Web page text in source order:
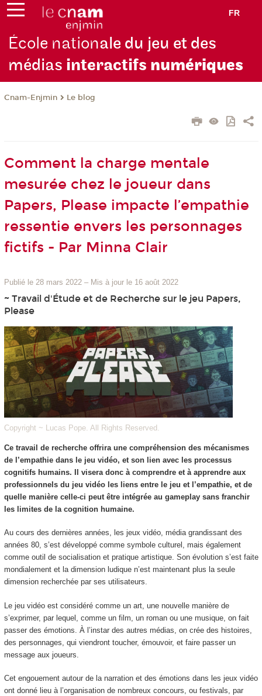
FR
École nationale du jeu et des
médias interactifs numériques
Cnam-Enjmin Le blog
Comment la charge mentale
mesurée chez le joueur dans
Papers, Please impacte l’empathie
ressentie envers les personnages
fictifs - Par Minna Clair
Publié le 28 mars 2022 – Mis à jour le 16 août 2022
~ Travail d'Étude et de Recherche sur le jeu Papers,
Please
Copyright ~ Lucas Pope. All Rights Reserved.
Ce travail de recherche offrira une compréhension des mécanismes
de l’empathie dans le jeu vidéo, et son lien avec les processus
cognitifs humains. Il visera donc à comprendre et à apprendre aux
professionnels du jeu vidéo les liens entre le jeu et l’empathie, et de
quelle manière celle-ci peut être intégrée au gameplay sans franchir
les limites de la cognition humaine.
Au cours des dernières années, les jeux vidéo, média grandissant des
années 80, s’est développé comme symbole culturel, mais également
comme outil de socialisation et pratique artistique. Son évolution s’est faite
mondialement et la dimension ludique n’est maintenant plus la seule
dimension recherchée par ses utilisateurs.
Le jeu vidéo est considéré comme un art, une nouvelle manière de
s’exprimer, par lequel, comme un film, un roman ou une musique, on fait
passer des émotions. À l’instar des autres médias, on crée des histoires,
des personnages, qui viendront toucher, émouvoir, et faire passer un
message aux joueurs.
Cet engouement autour de la narration et des émotions dans les jeux vidéo
ont donné lieu à l’organisation de nombreux concours, ou festivals, par